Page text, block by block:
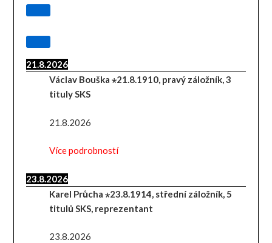
21.8.2026
Václav Bouška ⋆21.8.1910, pravý záložník, 3
tituly SKS
21.8.2026
Více podrobností
23.8.2026
Karel Průcha ⋆23.8.1914, střední záložník, 5
titulů SKS, reprezentant
23.8.2026